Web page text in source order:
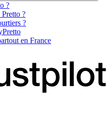
?
?
?
en France